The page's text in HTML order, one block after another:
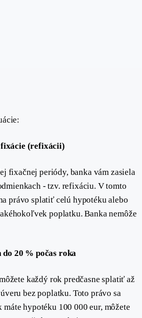
(refixácii)
fixačnej periódy, banka vám zasiela
- tzv. refixáciu. V tomto
právo splatiť celú hypotéku alebo
poplatku. Banka nemôže
20 % počas roka
každý rok predčasne splatiť až
bez poplatku. Toto právo sa
hypotéku 100 000 eur, môžete